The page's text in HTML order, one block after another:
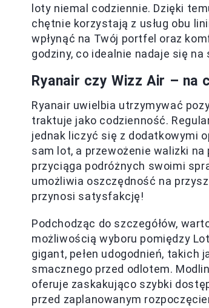
loty niemal codziennie. Dzięki
chętnie korzystają z usług obu
wpłynąć na Twój portfel oraz
godziny, co idealnie nadaje się
Ryanair czy Wizz Air – na
Ryanair uwielbia utrzymywać
traktuje jako codzienność.
jednak liczyć się z dodatkowymi
sam lot, a przewożenie walizki
przyciąga podróżnych swoimi
umożliwia oszczędność na
przynosi satysfakcję!
Podchodząc do szczegółów,
możliwością wyboru pomiędzy
gigant, pełen udogodnień, takich
smacznego przed odlotem.
oferuje zaskakująco szybki
przed zaplanowanym